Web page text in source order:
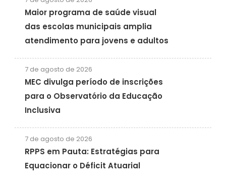
Maior programa de saúde visual
das escolas municipais amplia
atendimento para jovens e adultos
7 de agosto de 2026
MEC divulga período de inscrições
para o Observatório da Educação
Inclusiva
7 de agosto de 2026
RPPS em Pauta: Estratégias para
Equacionar o Déficit Atuarial